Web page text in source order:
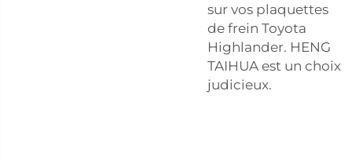
sur vos plaquettes
de frein Toyota
Highlander. HENG
TAIHUA est un choix
judicieux.